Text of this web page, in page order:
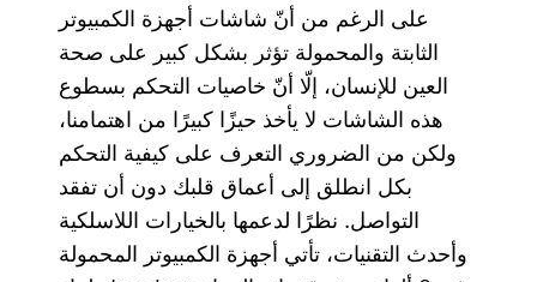
على الرغم من أنّ شاشات أجهزة الكمبيوتر
الثابتة والمحمولة تؤثر بشكل كبير على صحة
العين للإنسان، إلّا أنّ خاصيات التحكم بسطوع
هذه الشاشات لا يأخذ حيزًا كبيرًا من اهتمامنا،
ولكن من الضروري التعرف على كيفية التحكم
بكل انطلق إلى أعماق قلبك دون أن تفقد
التواصل. نظرًا لدعمها بالخيارات اللاسلكية
وأحدث التقنيات، تأتي أجهزة الكمبيوتر المحمولة